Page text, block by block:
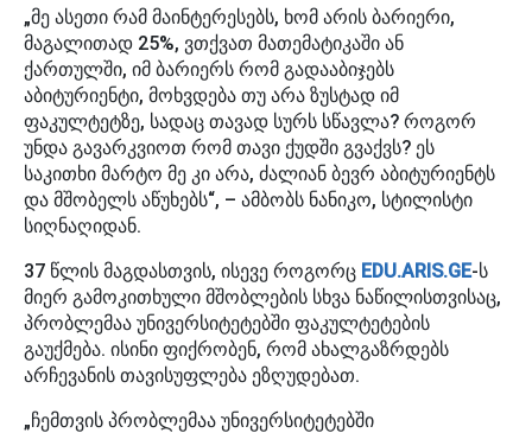
„მე ასეთი რამ მაინტერესებს, ხომ არის ბარიერი,
მაგალითად 25%, ვთქვათ მათემატიკაში ან
ქართულში, იმ ბარიერს რომ გადააბიჯებს
აბიტურიენტი, მოხვდება თუ არა ზუსტად იმ
ფაკულტეტზე, სადაც თავად სურს სწავლა? როგორ
უნდა გავარკვიოთ რომ თავი ქუდში გვაქვს? ეს
საკითხი მარტო მე კი არა, ძალიან ბევრ აბიტურიენტს
და მშობელს აწუხებს“, – ამბობს ნანიკო, სტილისტი
სიღნაღიდან.
37 წლის მაგდასთვის, ისევე როგორც EDU.ARIS.GE-ს
მიერ გამოკითხული მშობლების სხვა ნაწილისთვისაც,
პრობლემაა უნივერსიტეტებში ფაკულტეტების
გაუქმება. ისინი ფიქრობენ, რომ ახალგაზრდებს
არჩევანის თავისუფლება ეზღუდებათ.
„ჩემთვის პრობლემაა უნივერსიტეტებში